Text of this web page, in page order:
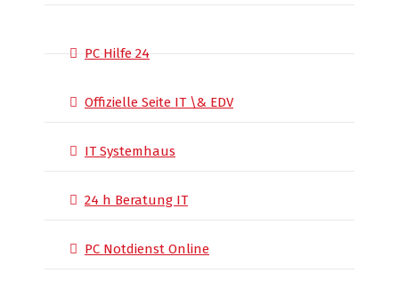
PC Hilfe 24
Offizielle Seite IT \& EDV
IT Systemhaus
24 h Beratung IT
PC Notdienst Online